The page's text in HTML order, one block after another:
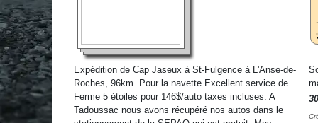
Expédition de Cap Jaseux à St-Fulgence à L'Anse-de-
Roches, 96km. Pour la navette Excellent service de
Ferme 5 étoiles pour 146$/auto taxes incluses. A
Tadoussac nous avons récupéré nos autos dans le